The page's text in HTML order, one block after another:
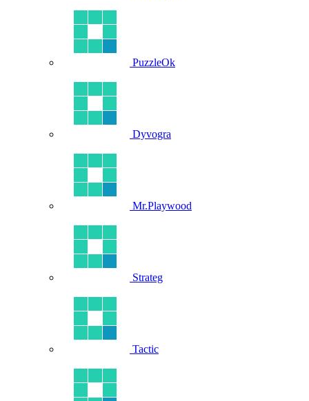
PuzzleOk
Dyvogra
Mr.Playwood
Strateg
Tactic